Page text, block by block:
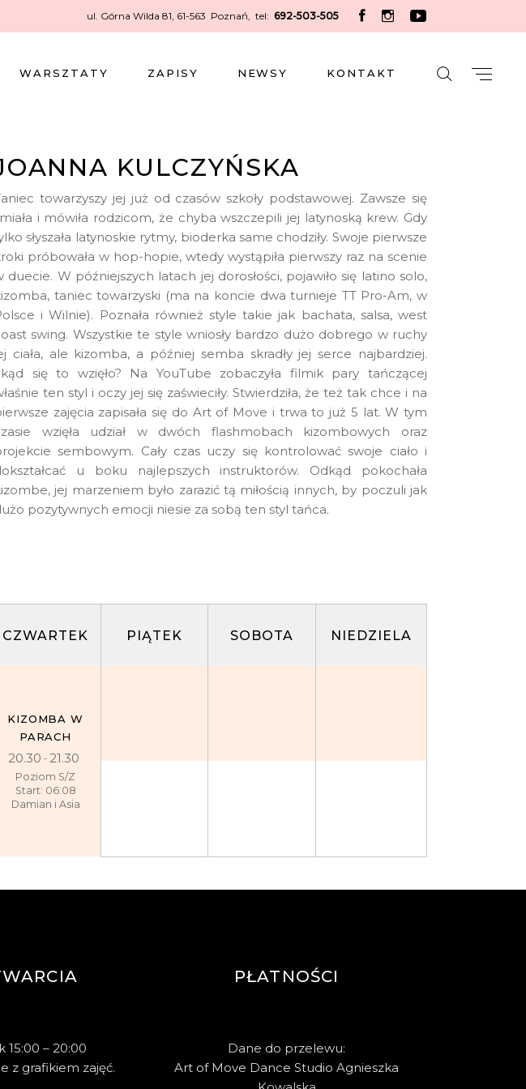
ul. Górna Wilda 81, 61-563 Poznań, tel: 692-503-505
WARSZTATY ZAPISY NEWSY KONTAKT
KULCZYŃSKA
towarzyszy jej już od czasów szkoły podstawowej. Zawsze się
i mówiła rodzicom, że chyba wszczepili jej latynoską krew. Gdy
słyszała latynoskie rytmy, bioderka same chodziły. Swoje pierwsze
próbowała w hop-hopie, wtedy wystąpiła pierwszy raz na scenie
duecie. W późniejszych latach jej dorosłości, pojawiło się latino solo,
taniec towarzyski (ma na koncie dwa turnieje TT Pro-Am, w
i Wilnie). Poznała również style takie jak bachata, salsa, west
swing. Wszystkie te style wniosły bardzo dużo dobrego w ruchy
ciała, ale kizomba, a później semba skradły jej serce najbardziej.
się to wzięło? Na YouTube zobaczyła filmik pary tańczącej
ten styl i oczy jej się zaświeciły. Stwierdziła, że też tak chce i na
zajęcia zapisała się do Art of Move i trwa to już 5 lat. W tym
wzięła udział w dwóch flashmobach kizombowych oraz
sembowym. Cały czas uczy się kontrolować swoje ciało i
u boku najlepszych instruktorów. Odkąd pokochała
jej marzeniem było zarazić tą miłością innych, by poczuli jak
pozytywnych emocji niesie za sobą ten styl tańca.
CZWARTEK PIĄTEK SOBOTA NIEDZIELA
KIZOMBA W
PARACH
20.30 21.30
Poziom S/Z
Start: 06.08
Damian i Asia
15:00 – 20:00
z grafikiem zajęć.
PŁATNOŚCI
Dane do przelewu:
Art of Move Dance Studio Agnieszka